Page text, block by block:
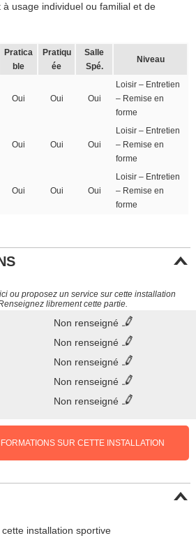
usage individuel ou familial et de
Pratica
ble
Pratiqu
ée
Salle
Spé.
Niveau
Oui Oui Oui
Loisir – Entretien
– Remise en
forme
Oui Oui Oui
Loisir – Entretien
– Remise en
forme
Oui Oui Oui
Loisir – Entretien
– Remise en
forme
ou proposez un service sur cette installation
librement cette partie.
Non renseigné
Non renseigné
Non renseigné
Non renseigné
Non renseigné
SUR CETTE INSTALLATION
installation sportive